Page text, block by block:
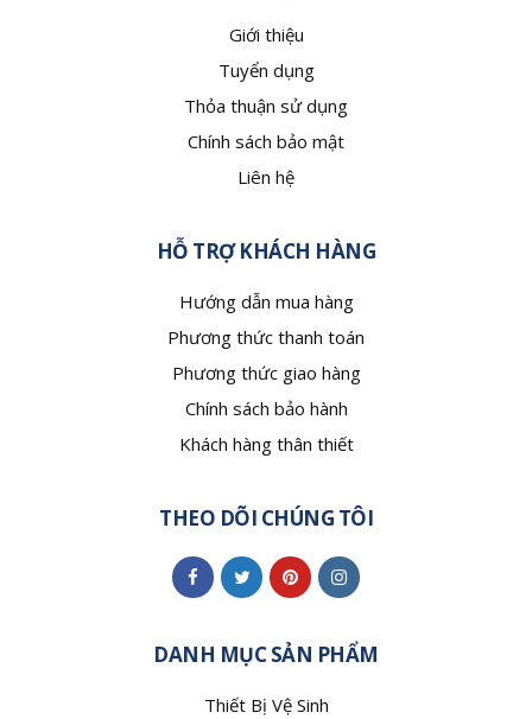
Giới thiệu
Tuyển dụng
Thỏa thuận sử dụng
Chính sách bảo mật
Liên hệ
HỖ TRỢ KHÁCH HÀNG
Hướng dẫn mua hàng
Phương thức thanh toán
Phương thức giao hàng
Chính sách bảo hành
Khách hàng thân thiết
THEO DÕI CHÚNG TÔI
DANH MỤC SẢN PHẨM
Thiết Bị Vệ Sinh